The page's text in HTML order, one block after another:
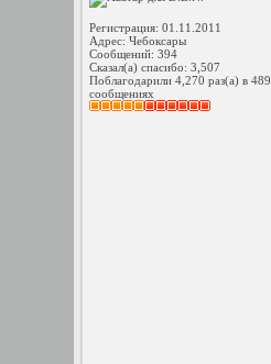
Регистрация: 01.11.2011
Адрес: Чебоксары
Сообщений: 394
Сказал(а) спасибо: 3,507
Поблагодарили 4,270 раз(а) в 489
сообщениях